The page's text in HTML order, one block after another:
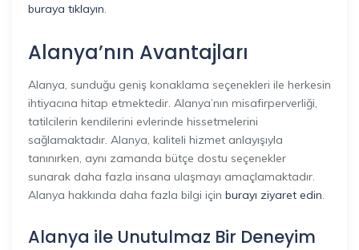
buraya tıklayın.
Alanya’nın Avantajları
Alanya, sunduğu geniş konaklama seçenekleri ile herkesin
ihtiyacına hitap etmektedir. Alanya’nın misafirperverliği,
tatilcilerin kendilerini evlerinde hissetmelerini
sağlamaktadır. Alanya, kaliteli hizmet anlayışıyla
tanınırken, aynı zamanda bütçe dostu seçenekler
sunarak daha fazla insana ulaşmayı amaçlamaktadır.
Alanya hakkında daha fazla bilgi için burayı ziyaret edin.
Alanya ile Unutulmaz Bir Deneyim